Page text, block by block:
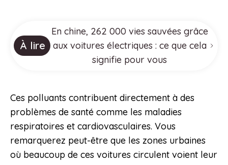
À lire
En chine, 262 000 vies sauvées grâce
aux voitures électriques : ce que cela
signifie pour vous
Ces polluants contribuent directement à des
problèmes de santé comme les maladies
respiratoires et cardiovasculaires. Vous
remarquerez peut-être que les zones urbaines
où beaucoup de ces voitures circulent voient leur